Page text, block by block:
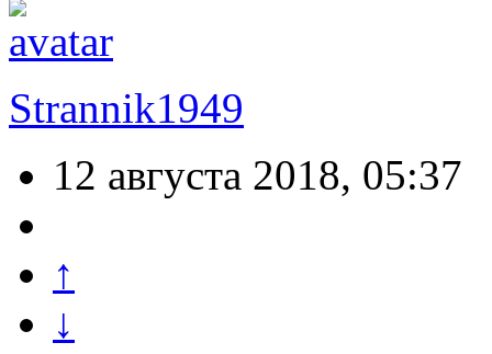
Strannik1949
12 августа 2018, 05:37
↑
↓